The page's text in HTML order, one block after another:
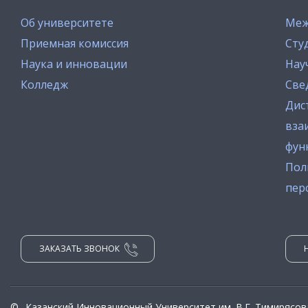
Об университете
Приемная комиссия
Наука и инновации
Колледж
ЗАКАЗАТЬ ЗВОНОК